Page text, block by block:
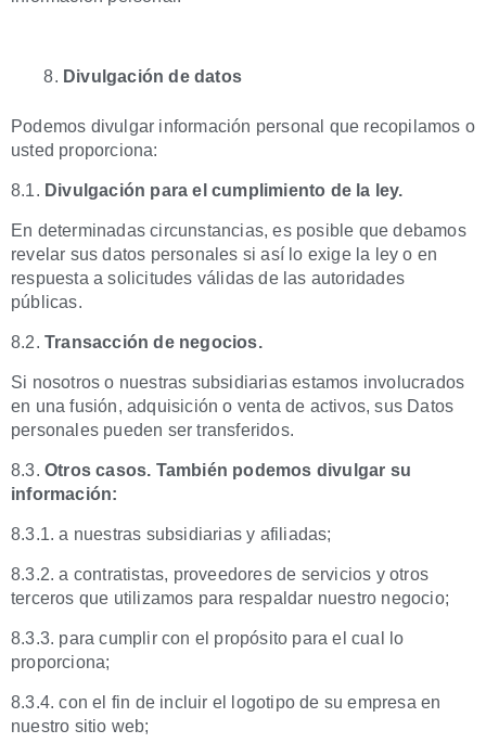
Divulgación de datos
Podemos divulgar información personal que recopilamos o
usted proporciona:
8.1. Divulgación para el cumplimiento de la ley.
En determinadas circunstancias, es posible que debamos
revelar sus datos personales si así lo exige la ley o en
respuesta a solicitudes válidas de las autoridades
públicas.
8.2. Transacción de negocios.
Si nosotros o nuestras subsidiarias estamos involucrados
en una fusión, adquisición o venta de activos, sus Datos
personales pueden ser transferidos.
8.3. Otros casos. También podemos divulgar su
información:
8.3.1. a nuestras subsidiarias y afiliadas;
8.3.2. a contratistas, proveedores de servicios y otros
terceros que utilizamos para respaldar nuestro negocio;
8.3.3. para cumplir con el propósito para el cual lo
proporciona;
8.3.4. con el fin de incluir el logotipo de su empresa en
nuestro sitio web;